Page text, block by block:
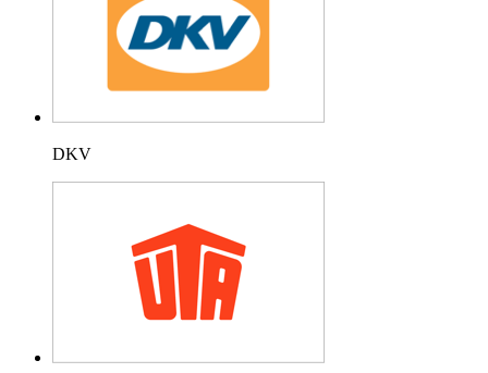
DKV